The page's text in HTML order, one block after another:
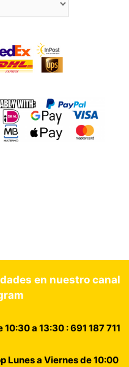
en nuestro canal
a 13:30 : 691 187 711
Lunes a Viernes de 10:00